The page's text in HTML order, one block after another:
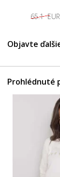
65.1
Objavte
Prohlédnuté